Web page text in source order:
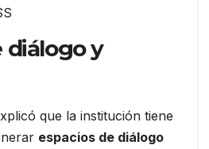
diálogo y
que la institución tiene
espacios de diálogo